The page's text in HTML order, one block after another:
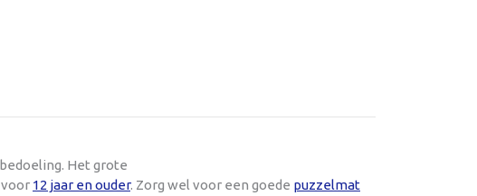
Het grote
12 jaar en ouder. Zorg wel voor een goede puzzelmat